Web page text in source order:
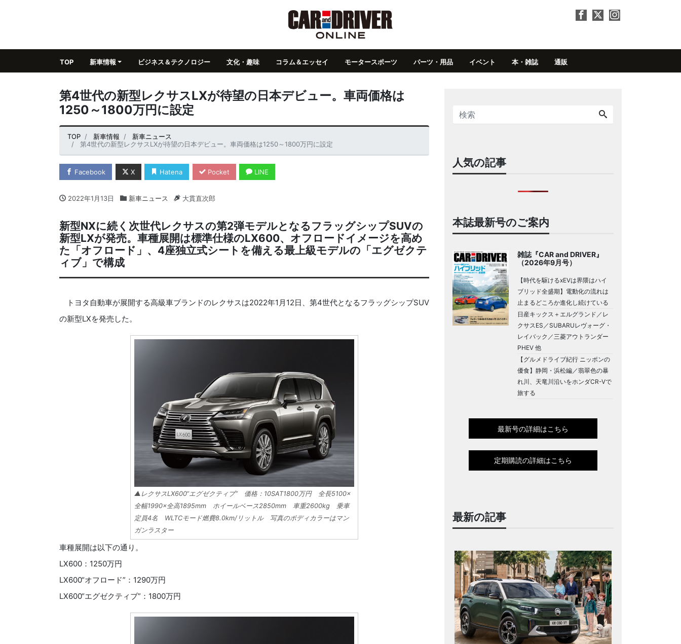
TOP 新車情報 ビジネス＆テクノロジー 文化・趣味 コラム＆エッセイ モータースポーツ パーツ・用品 イベント 本・雑誌 通販
第4世代の新型レクサスLXが待望の日本デビュー。車両価格は
1250～1800万円に設定
TOP 新車情報
新車ニュース
第4世代の新型レクサスLXが待望の日本デビュー。車両価格は1250～1800万円に設定
Facebook X Hatena Pocket LINE
2022年1月13日 新車ニュース 大貫直次郎
新型NXに続く次世代レクサスの第2弾モデルとなるフラッグシップSUVの
新型LXが発売。車種展開は標準仕様のLX600、オフロードイメージを高め
た「オフロード」、4座独立式シートを備える最上級モデルの「エグゼクテ
ィブ」で構成
トヨタ自動車が展開する高級車ブランドのレクサスは2022年1月12日、第4世代となるフラッグシップSUV
の新型LXを発売した。
▲レクサスLX600“エグゼクティブ” 価格：10SAT1800万円 全長5100×
全幅1990×全高1895mm ホイールベース2850mm 車重2600kg 乗車
定員4名 WLTCモード燃費8.0km/リットル 写真のボディカラーはマン
ガンラスター
車種展開は以下の通り。
LX600：1250万円
LX600“オフロード”：1290万円
LX600“エグゼクティブ”：1800万円
人気の記事
本誌最新号のご案内
雑誌『CAR and DRIVER』
（2026年9月号）
【時代を駆けるxEVは界隈はハイ
ブリッド全盛期】電動化の流れは
止まるどころか進化し続けている
日産キックス＋エルグランド／レ
クサスES／SUBARUレヴォーグ・
レイバック／三菱アウトランダー
PHEV 他
【グルメドライブ紀行 ニッポンの
優食】静岡・浜松編／翡翠色の暴
れ川、天竜川沿いをホンダCR-Vで
旅する
最新号の詳細はこちら
定期購読の詳細はこちら
最新の記事